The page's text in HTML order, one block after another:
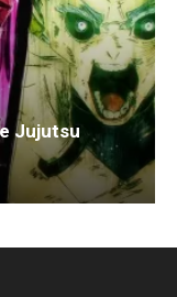
Jujutsu